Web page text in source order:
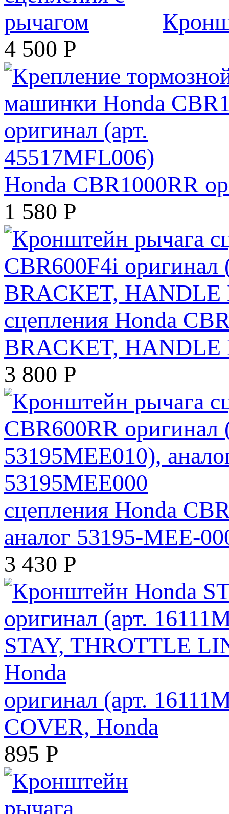
4 500 Р
Honda CBR1000RR
1 580 Р
сцепления Honda
BRACKET, HANDLE
3 800 Р
сцепления Honda
аналог 53195-MEE-
3 430 Р
оригинал (арт.
COVER, Honda
895 Р